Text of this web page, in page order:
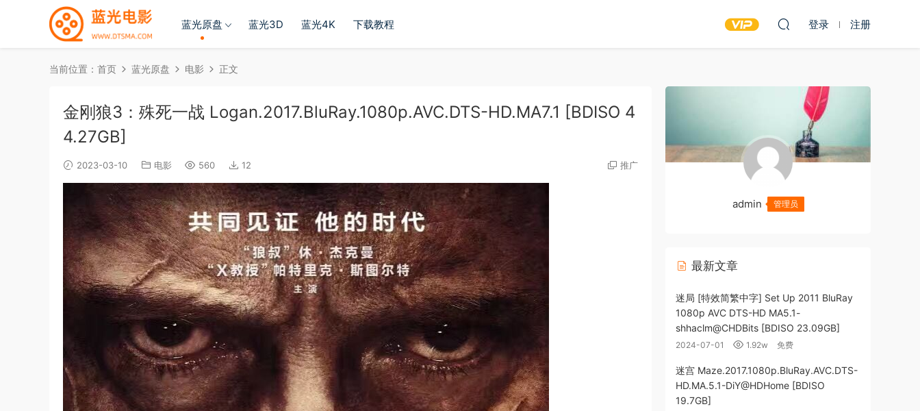
蓝光原盘 蓝光3D 蓝光4K 下载教程 登录 注册
当前位置： 首页 蓝光原盘 电影 正文
金刚狼3：殊死一战 Logan.2017.BluRay.1080p.AVC.DTS-HD.MA7.1 [BDISO 4
4.27GB]
2023-03-10 电影 560 12 推广
admin 管理员
最新文章
迷局 [特效简繁中字] Set Up 2011 BluRay
1080p AVC DTS-HD MA5.1-
shhaclm@CHDBits [BDISO 23.09GB]
2024-07-01 1.92w 免费
迷宫 Maze.2017.1080p.BluRay.AVC.DTS-
HD.MA.5.1-DiY@HDHome [BDISO
19.7GB]